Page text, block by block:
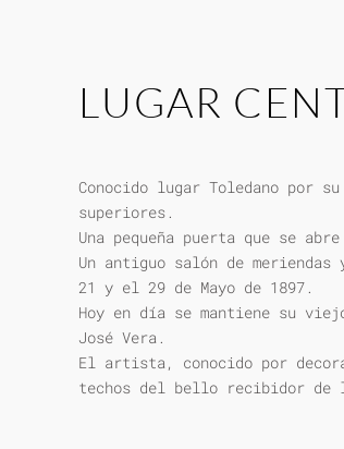
LUGAR
Conocido lugar Toledano por
superiores.
Una pequeña puerta que se
Un antiguo salón de
21 y el 29 de Mayo de 1897.
Hoy en día se mantiene su
José Vera.
El artista, conocido por
techos del bello recibidor